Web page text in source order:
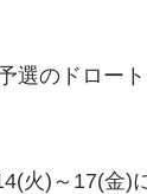
選のドロー
火)～17(金)